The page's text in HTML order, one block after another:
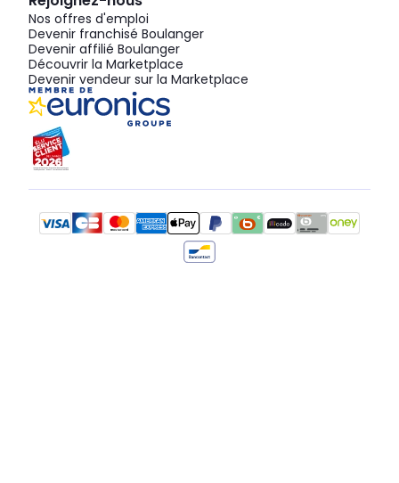
Nos offres d'emploi
Devenir franchisé Boulanger
Devenir affilié Boulanger
Découvrir la Marketplace
Devenir vendeur sur la Marketplace